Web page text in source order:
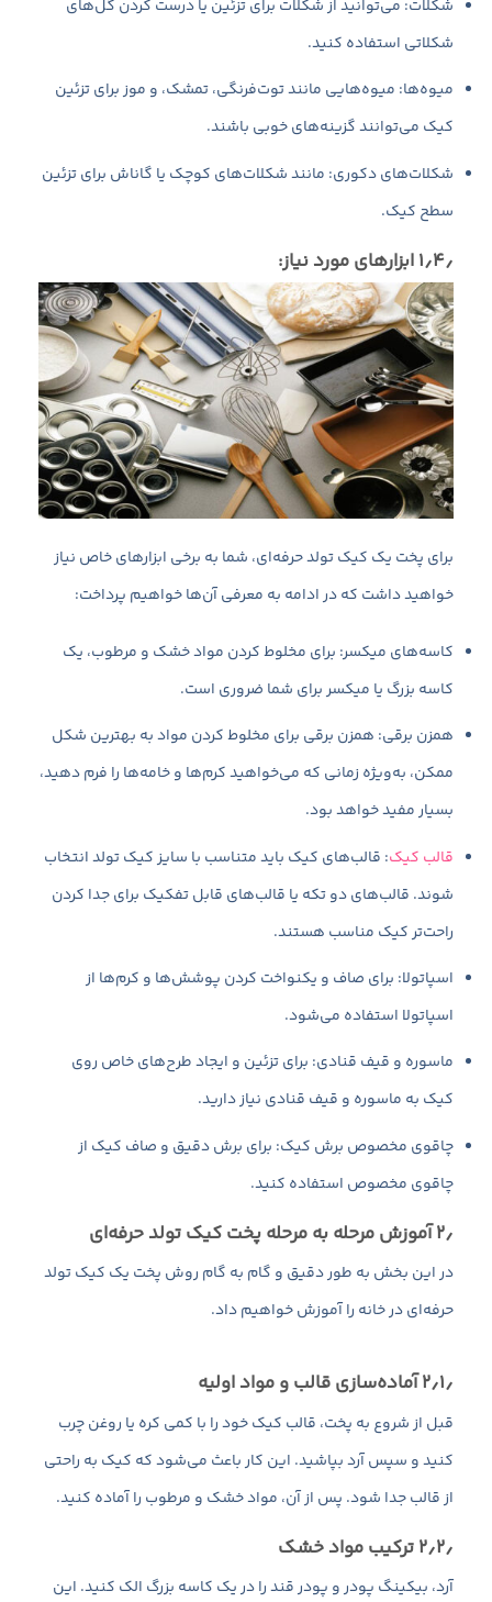
شکلات: می‌توانید از شکلات برای تزئین یا درست کردن گل‌های
شکلاتی استفاده کنید.
میوه‌ها: میوه‌هایی مانند توت‌فرنگی، تمشک، و موز برای تزئین
کیک می‌توانند گزینه‌های خوبی باشند.
شکلات‌های دکوری: مانند شکلات‌های کوچک یا گاناش برای تزئین
سطح کیک.
۱٫۴٫ ابزارهای مورد نیاز:
برای پخت یک کیک تولد حرفه‌ای، شما به برخی ابزارهای خاص نیاز
خواهید داشت که در ادامه به معرفی آن‌ها خواهیم پرداخت:
کاسه‌های میکسر: برای مخلوط کردن مواد خشک و مرطوب، یک
کاسه بزرگ یا میکسر برای شما ضروری است.
همزن برقی: همزن برقی برای مخلوط کردن مواد به بهترین شکل
ممکن، به‌ویژه زمانی که می‌خواهید کرم‌ها و خامه‌ها را فرم دهید،
بسیار مفید خواهد بود.
قالب کیک: قالب‌های کیک باید متناسب با سایز کیک تولد انتخاب
شوند. قالب‌های دو تکه یا قالب‌های قابل تفکیک برای جدا کردن
راحت‌تر کیک مناسب هستند.
اسپاتولا: برای صاف و یکنواخت کردن پوشش‌ها و کرم‌ها از
اسپاتولا استفاده می‌شود.
ماسوره و قیف قنادی: برای تزئین و ایجاد طرح‌های خاص روی
کیک به ماسوره و قیف قنادی نیاز دارید.
چاقوی مخصوص برش کیک: برای برش دقیق و صاف کیک از
چاقوی مخصوص استفاده کنید.
۲٫ آموزش مرحله به مرحله پخت کیک تولد حرفه‌ای
در این بخش به طور دقیق و گام به گام روش پخت یک کیک تولد
حرفه‌ای در خانه را آموزش خواهیم داد.
۲٫۱٫ آماده‌سازی قالب و مواد اولیه
قبل از شروع به پخت، قالب کیک خود را با کمی کره یا روغن چرب
کنید و سپس آرد بپاشید. این کار باعث می‌شود که کیک به راحتی
از قالب جدا شود. پس از آن، مواد خشک و مرطوب را آماده کنید.
۲٫۲٫ ترکیب مواد خشک
آرد، بیکینگ پودر و پودر قند را در یک کاسه بزرگ الک کنید. این